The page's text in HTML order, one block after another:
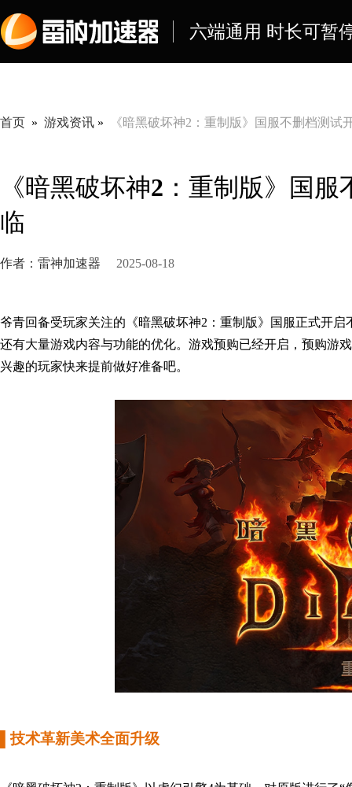
六端通用 时长可暂
首页 » 游戏资讯 » 《暗黑破坏神2：重制版》国服不删档测试
《暗黑破坏神2：重制版》国
临
作者：雷神加速器 2025-08-18
爷青回备受玩家关注的 《暗黑破坏神2：重制版》国服正式开启
还有大量游戏内容与功能的优化。游戏预购已经开启，预购游
兴趣的玩家快来提前做好准备吧。
▌技术革新美术全面升级